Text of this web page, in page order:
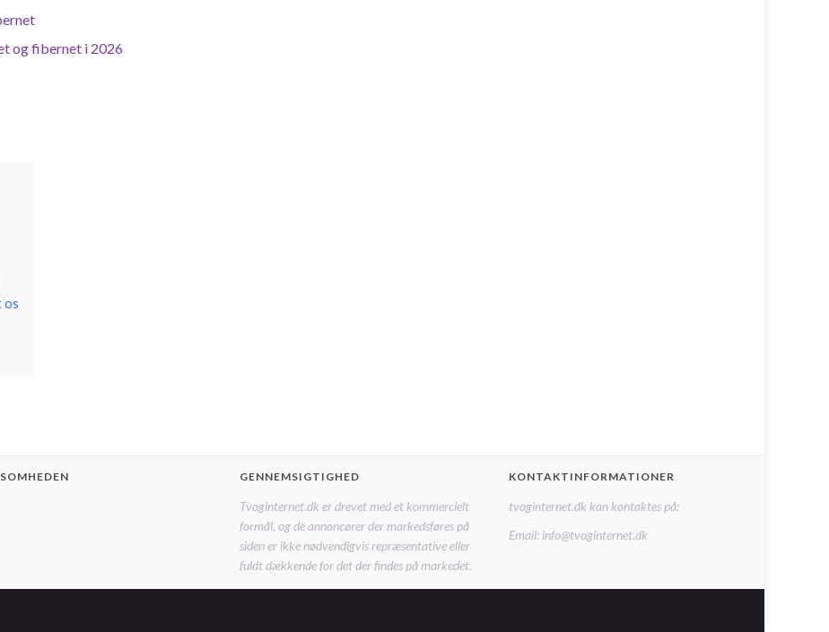
og fibernet i 2026
os
GENNEMSIGTIGHED
Tvoginternet.dk er drevet med et kommercielt
formål, og de annoncører der markedsføres på
siden er ikke nødvendigvis repræsentative eller
fuldt dækkende for det der findes på markedet.
KONTAKTINFORMATIONER
tvoginternet.dk kan kontaktes på:
Email: info@tvoginternet.dk